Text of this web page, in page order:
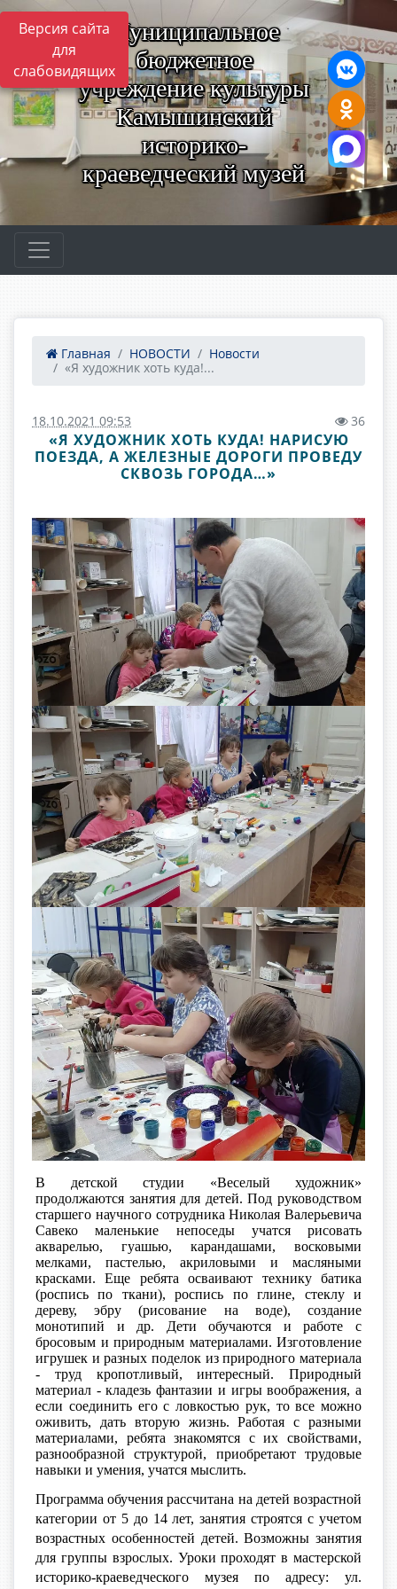
Версия сайта
для
слабовидящих
Муниципальное
бюджетное
учреждение культуры
Камышинский
историко-
краеведческий музей
Главная НОВОСТИ
Новости
«Я художник хоть куда!...
18.10.2021 09:53 36
«Я ХУДОЖНИК ХОТЬ КУДА! НАРИСУЮ
ПОЕЗДА, А ЖЕЛЕЗНЫЕ ДОРОГИ ПРОВЕДУ
СКВОЗЬ ГОРОДА…»
В детской студии «Веселый художник»
продолжаются занятия для детей. Под руководством
старшего научного сотрудника Николая Валерьевича
Савеко маленькие непоседы учатся рисовать
акварелью, гуашью, карандашами, восковыми
мелками, пастелью, акриловыми и масляными
красками. Еще ребята осваивают технику батика
(роспись по ткани), роспись по глине, стеклу и
дереву, эбру (рисование на воде), создание
монотипий и др. Дети обучаются и работе с
бросовым и природным материалами. Изготовление
игрушек и разных поделок из природного материала
- труд кропотливый, интересный. Природный
материал - кладезь фантазии и игры воображения, а
если соединить его с ловкостью рук, то все можно
оживить, дать вторую жизнь. Работая с разными
материалами, ребята знакомятся с их свойствами,
разнообразной структурой, приобретают трудовые
навыки и умения, учатся мыслить.
Программа обучения рассчитана на детей возрастной
категории от 5 до 14 лет, занятия строятся с учетом
возрастных особенностей детей. Возможны занятия
для группы взрослых. Уроки проходят в мастерской
историко-краеведческого музея по адресу: ул.